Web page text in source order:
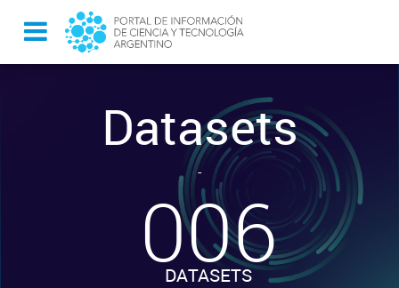
Datasets
-
006
DATASETS